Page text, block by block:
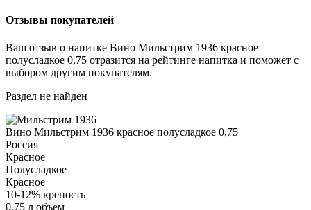
Отзывы покупателей
Ваш отзыв о напитке Вино Мильстрим 1936 красное
полусладкое 0,75 отразится на рейтинге напитка и поможет с
выбором другим покупателям.
Раздел не найден
Вино Мильстрим 1936 красное полусладкое 0,75
Россия
Красное
Полусладкое
Красное
10-12% крепость
0,75 л объем